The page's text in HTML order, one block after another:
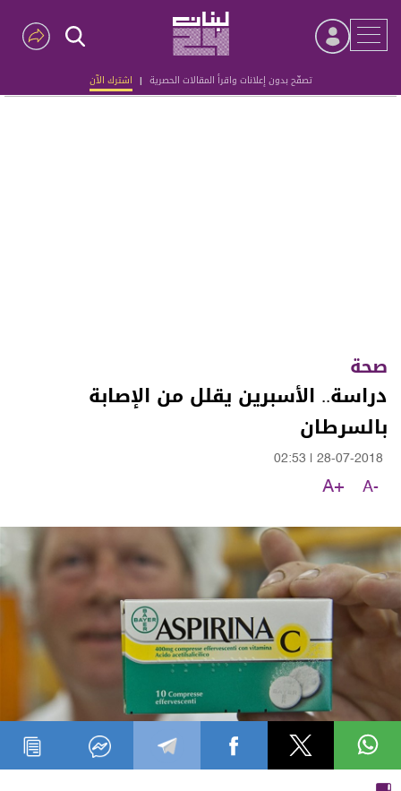
تصفّح بدون إعلانات واقرأ المقالات الحصرية | اشترك الآن
Advertisement
صحة
دراسة.. الأسبرين يقلل من الإصابة
بالسرطان
28-07-2018
02:53
A-
A+